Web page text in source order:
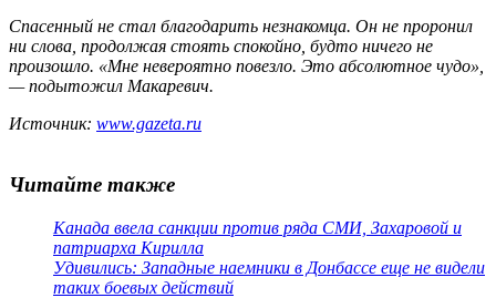
Спасенный не стал благодарить незнакомца. Он не проронил
ни слова, продолжая стоять спокойно, будто ничего не
произошло. «Мне невероятно повезло. Это абсолютное чудо»,
— подытожил Макаревич.
Источник: www.gazeta.ru
Читайте также
Канада ввела санкции против ряда СМИ, Захаровой и
патриарха Кирилла
Удивились: Западные наемники в Донбассе еще не видели
таких боевых действий